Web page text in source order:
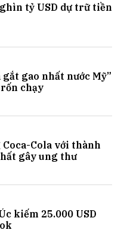
tỷ USD dự trữ tiền
gao nhất nước Mỹ”
chạy
Coca-Cola với thành
gây ung thư
kiếm 25.000 USD